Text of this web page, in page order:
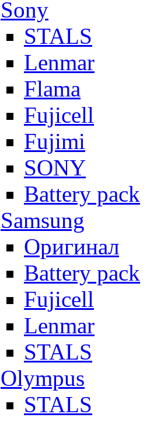
Sony
STALS
Lenmar
Flama
Fujicell
Fujimi
SONY
Battery pack
Samsung
Оригинал
Battery pack
Fujicell
Lenmar
STALS
Olympus
STALS